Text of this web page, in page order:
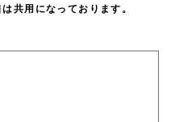
共用になっております。